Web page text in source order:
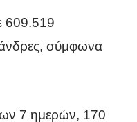
609.519
σύμφωνα
7 ημερών, 170